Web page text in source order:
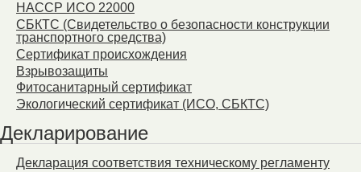
HACCP ИСО 22000
СБКТС (Свидетельство о безопасности конструкции
транспортного средства)
Сертификат происхождения
Взрывозащиты
Фитосанитарный сертификат
Экологический сертификат (ИСО, СБКТС)
Декларирование
Декларация соответствия техническому регламенту